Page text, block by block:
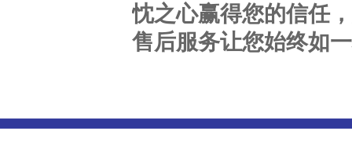
忱之心赢得您的信任
售后服务让您始终如